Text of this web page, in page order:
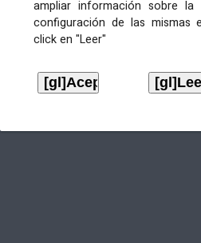
ampliar información sobre
configuración de las mismas
click en "Leer"